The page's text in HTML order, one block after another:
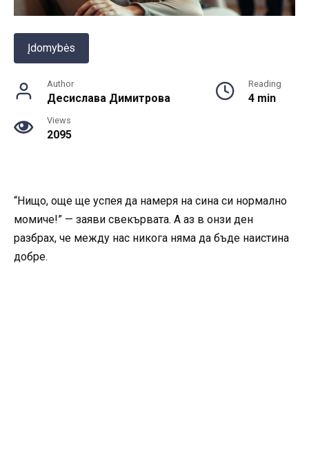
Įdomybės
Author
Десислава Димитрова
Reading
4 min
Views
2095
“Нищо, още ще успея да намеря на сина си нормално
момиче!” — заяви свекървата. А аз в онзи ден
разбрах, че между нас никога няма да бъде наистина
добре.